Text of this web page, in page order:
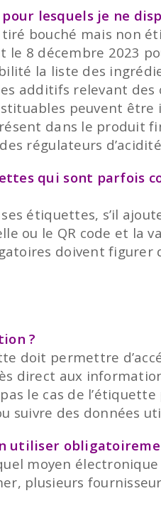
lesquels je ne
bouché mais non
le 8 décembre 2023
la liste des
additifs relevant des
peuvent
dans le produit
régulateurs
qui sont parfois
étiquettes, s’il
ou le QR code et la
doivent
?
doit permettre
direct aux
le cas de l’étiquette
suivre des données
utiliser
moyen
plusieurs